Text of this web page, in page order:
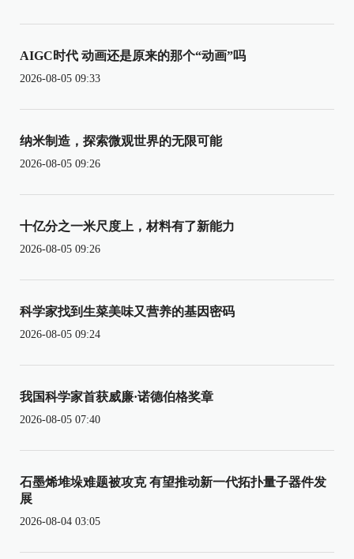
AIGC时代 动画还是原来的那个“动画”吗
2026-08-05 09:33
纳米制造，探索微观世界的无限可能
2026-08-05 09:26
十亿分之一米尺度上，材料有了新能力
2026-08-05 09:26
科学家找到生菜美味又营养的基因密码
2026-08-05 09:24
我国科学家首获威廉·诺德伯格奖章
2026-08-05 07:40
石墨烯堆垛难题被攻克 有望推动新一代拓扑量子器件发
展
2026-08-04 03:05